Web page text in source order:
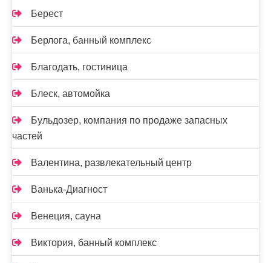
Берест
Берлога, банный комплекс
Благодать, гостиница
Блеск, автомойка
Бульдозер, компания по продаже запасных
частей
Валентина, развлекательный центр
Ванька-Диагност
Венеция, сауна
Виктория, банный комплекс